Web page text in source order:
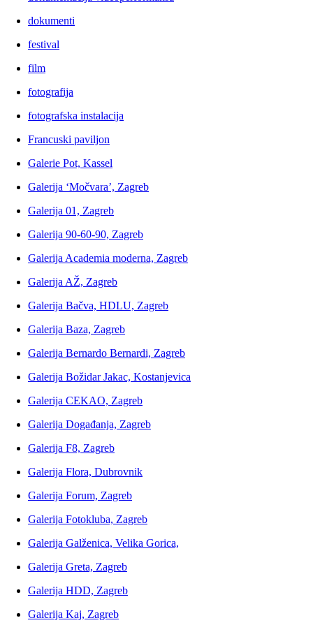
dokumenti
festival
film
fotografija
fotografska instalacija
Francuski paviljon
Galerie Pot, Kassel
Galerija ‘Močvara’, Zagreb
Galerija 01, Zagreb
Galerija 90-60-90, Zagreb
Galerija Academia moderna, Zagreb
Galerija AŽ, Zagreb
Galerija Bačva, HDLU, Zagreb
Galerija Baza, Zagreb
Galerija Bernardo Bernardi, Zagreb
Galerija Božidar Jakac, Kostanjevica
Galerija CEKAO, Zagreb
Galerija Događanja, Zagreb
Galerija F8, Zagreb
Galerija Flora, Dubrovnik
Galerija Forum, Zagreb
Galerija Fotokluba, Zagreb
Galerija Galženica, Velika Gorica,
Galerija Greta, Zagreb
Galerija HDD, Zagreb
Galerija Kaj, Zagreb